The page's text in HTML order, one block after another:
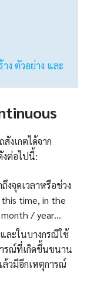
ง ตัวอย่าง และ
งเกตได้จาก
งต่อไปนี้:
งจุดเวลาหรือช่วง
time, in the
/ year…
ละในบางกรณีใช้
ารณ์ที่เกิดขึ้นขนาน
วมีอีกเหตุการณ์